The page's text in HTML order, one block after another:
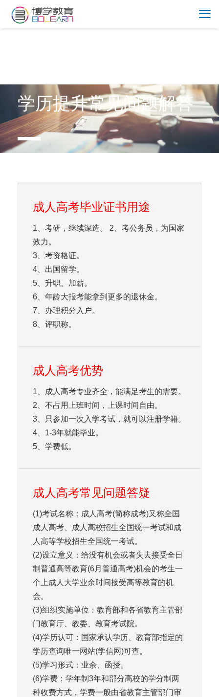
学历提升常见问题解答
成人高考毕业证书用途
1、考研，继续深造。 2、考公务员，为国家
效力。
3、考资格证。
4、出国留学。
5、升职、加薪。
6、年龄大报考能拿到更多的退休金。
7、办理积分入户。
8、评职称。
成人高考优势
1、成人高考专业齐全，能满足考生的需要。
2、不占用上班时间，上课时间自由。
3、只参加一次入学考试，就可以注册学籍。
4、1-3年就能毕业。
5、学费低。
成人高考常见问题答疑
(1)考试名称：成人高考(简称成考)又称全国
成人高考、成人高校招生全国统一考试和成
人高等学校招生全国统一考试。
(2)设立意义：给没有机会或者失去接受全日
制普通高等教育(6月普通高考)机会的考生一
个上成人大学业余时间接受高等教育的机
会。
(3)组织实施单位：教育部和各省教育主管部
门教育厅、教委、教育考试院。
(4)学历认可：国家承认学历、教育部指定的
学历查询唯一网站(学信网)可查。
(5)学习形式：业余、函授。
(6)学费：学年制3年和部分高校的学分制两
种收费方式，学费一般由省教育主管部门审